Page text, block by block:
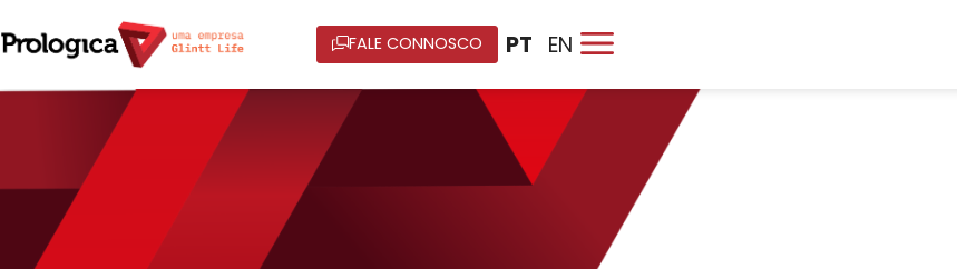
FALE CONNOSCO PT EN